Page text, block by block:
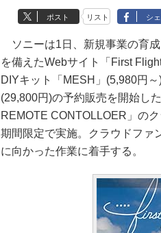
ポスト リスト シ
ソニーは1日、新規事業の育
を備えたWebサイト「First
DIYキット「MESH」(5,980円
(29,800円)の予約販売を開始し
REMOTE CONTOLLOER」の
期間限定で実施。クラウドファ
に向かった作業に着手する。